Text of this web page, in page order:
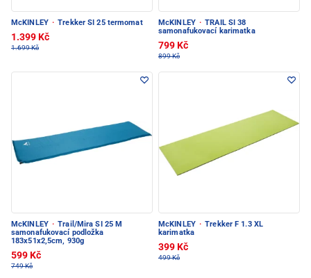
McKINLEY · Trekker SI 25 termomat
1.399 Kč
1.699 Kč
McKINLEY · TRAIL SI 38
samonafukovací karimatka
799 Kč
899 Kč
McKINLEY · Trail/Mira SI 25 M
samonafukovací podložka
183x51x2,5cm, 930g
599 Kč
749 Kč
McKINLEY · Trekker F 1.3 XL
karimatka
399 Kč
499 Kč